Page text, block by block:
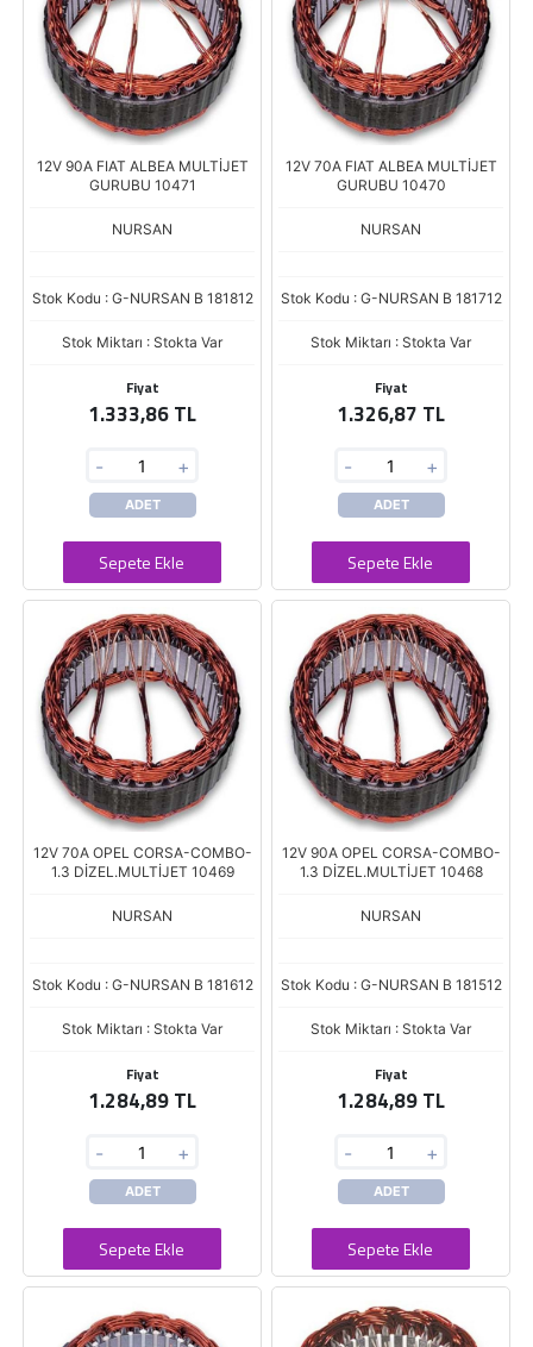
12V 90A FIAT ALBEA MULTİJET
GURUBU 10471
NURSAN
Stok Kodu : G-NURSAN B 181812
Stok Miktarı : Stokta Var
Fiyat
1.333,86 TL
- +
ADET
Sepete Ekle
12V 70A FIAT ALBEA MULTİJET
GURUBU 10470
NURSAN
Stok Kodu : G-NURSAN B 181712
Stok Miktarı : Stokta Var
Fiyat
1.326,87 TL
- +
ADET
Sepete Ekle
12V 70A OPEL CORSA-COMBO-
1.3 DİZEL.MULTİJET 10469
NURSAN
Stok Kodu : G-NURSAN B 181612
Stok Miktarı : Stokta Var
Fiyat
1.284,89 TL
- +
ADET
Sepete Ekle
12V 90A OPEL CORSA-COMBO-
1.3 DİZEL.MULTİJET 10468
NURSAN
Stok Kodu : G-NURSAN B 181512
Stok Miktarı : Stokta Var
Fiyat
1.284,89 TL
- +
ADET
Sepete Ekle